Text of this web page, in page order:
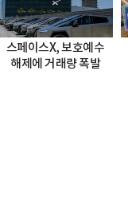
스페이스X, 보호예수
해제에 거래량 폭발